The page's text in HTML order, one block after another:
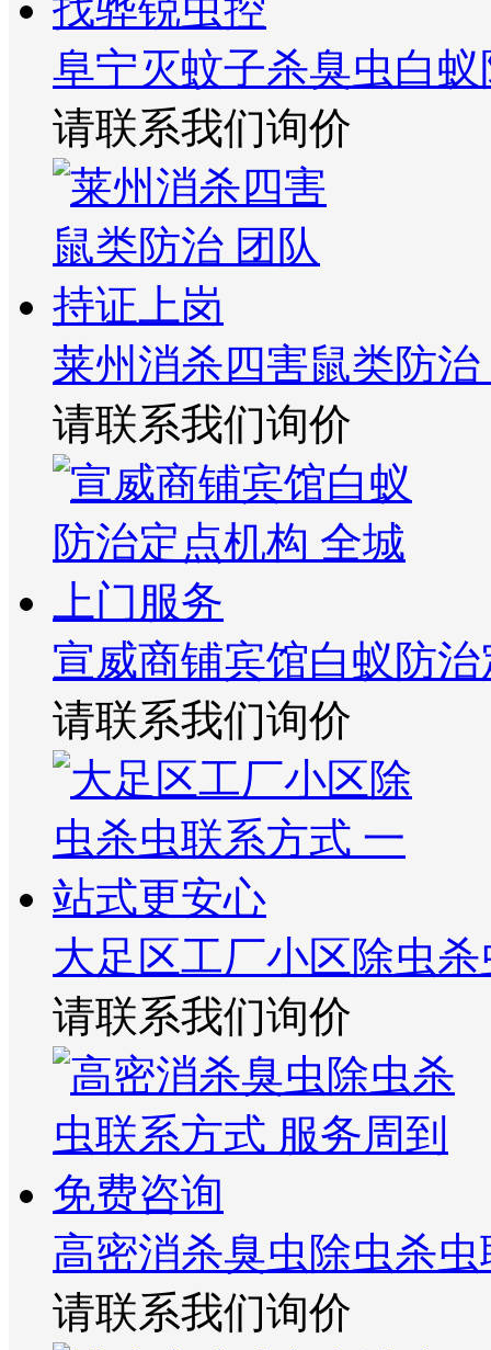
阜宁灭蚊子杀臭虫白
请联系我们询价
莱州消杀四害鼠类防
请联系我们询价
宣威商铺宾馆白蚁防
请联系我们询价
大足区工厂小区除虫
请联系我们询价
高密消杀臭虫除虫杀
请联系我们询价